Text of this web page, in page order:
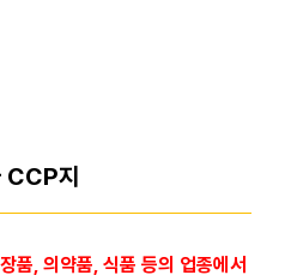
CCP지
품, 의약품, 식품 등의 업종에서